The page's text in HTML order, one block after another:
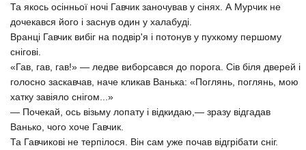
Та якось осінньої ночі Гавчик заночував у сінях. А Мурчик не
дочекався його і заснув один у халабуді.
Вранці Гавчик вибіг на подвір'я і потонув у пухкому першому
снігові.
«Гав, гав, гав!» — ледве виборсався до порога. Сів біля дверей і
голосно заскавчав, наче кликав Ванька: «Поглянь, поглянь, мою
хатку завіяло снігом...»
— Почекай, ось візьму лопату і відкидаю,— зразу відгадав
Ванько, чого хоче Гавчик.
Та Гавчикові не терпілося. Він сам уже почав відгрібати сніг.